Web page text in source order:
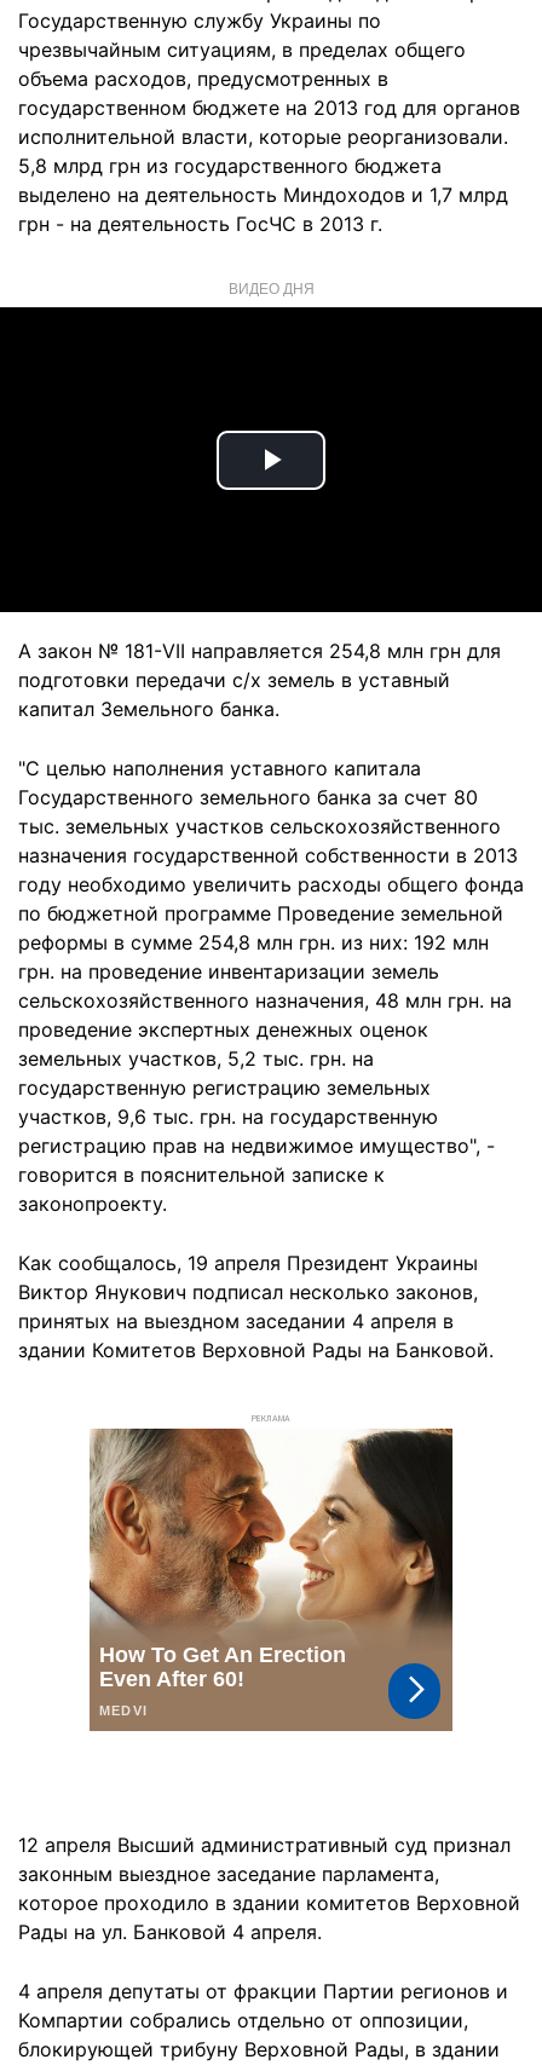
Государственную службу Украины по
чрезвычайным ситуациям, в пределах общего
объема расходов, предусмотренных в
государственном бюджете на 2013 год для органов
исполнительной власти, которые реорганизовали.
5,8 млрд грн из государственного бюджета
выделено на деятельность Миндоходов и 1,7 млрд
грн - на деятельность ГосЧС в 2013 г.
ВИДЕО ДНЯ
Play
А закон № 181-VII направляется 254,8 млн грн для
подготовки передачи с/х земель в уставный
капитал Земельного банка.
"С целью наполнения уставного капитала
Государственного земельного банка за счет 80
тыс. земельных участков сельскохозяйственного
назначения государственной собственности в 2013
году необходимо увеличить расходы общего фонда
по бюджетной программе Проведение земельной
реформы в сумме 254,8 млн грн. из них: 192 млн
грн. на проведение инвентаризации земель
сельскохозяйственного назначения, 48 млн грн. на
проведение экспертных денежных оценок
земельных участков, 5,2 тыс. грн. на
государственную регистрацию земельных
участков, 9,6 тыс. грн. на государственную
регистрацию прав на недвижимое имущество", -
говорится в пояснительной записке к
законопроекту.
Как сообщалось, 19 апреля Президент Украины
Виктор Янукович подписал несколько законов,
принятых на выездном заседании 4 апреля в
здании Комитетов Верховной Рады на Банковой.
РЕКЛАМА
12 апреля Высший административный суд признал
законным выездное заседание парламента,
которое проходило в здании комитетов Верховной
Рады на ул. Банковой 4 апреля.
4 апреля депутаты от фракции Партии регионов и
Компартии собрались отдельно от оппозиции,
блокирующей трибуну Верховной Рады, в здании